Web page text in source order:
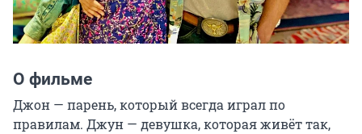
О фильме
Джон — парень, который всегда играл по
правилам. Джун — девушка, которая живёт так,